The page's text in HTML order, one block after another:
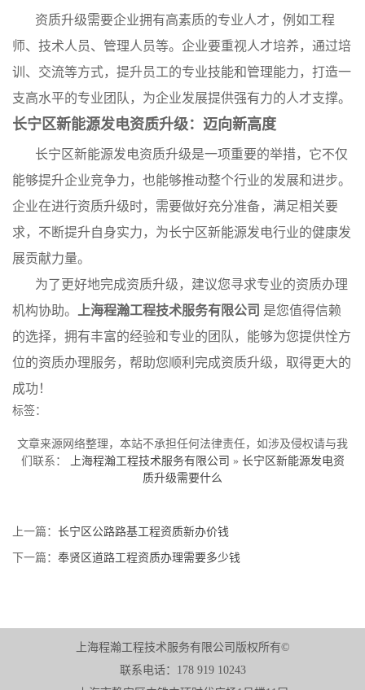
资质升级需要企业拥有高素质的专业人才，例如工程
师、技术人员、管理人员等。企业要重视人才培养，通过培
训、交流等方式，提升员工的专业技能和管理能力，打造一
支高水平的专业团队，为企业发展提供强有力的人才支撑。
长宁区新能源发电资质升级：迈向新高度
长宁区新能源发电资质升级是一项重要的举措，它不仅
能够提升企业竞争力，也能够推动整个行业的发展和进步。
企业在进行资质升级时，需要做好充分准备，满足相关要
求，不断提升自身实力，为长宁区新能源发电行业的健康发
展贡献力量。
为了更好地完成资质升级，建议您寻求专业的资质办理
机构协助。
上海程瀚工程技术服务有限公司 是您值得信赖
的选择，拥有丰富的经验和专业的团队，能够为您提供恮方
位的资质办理服务，帮助您顺利完成资质升级，取得更大的
成功！
标签：
文章来源网络整理，本站不承担任何法律责任，如涉及侵权请与我
们联系：
上海程瀚工程技术服务有限公司 » 长宁区新能源发电资
质升级需要什么
上一篇： 长宁区公路路基工程资质新办价钱
下一篇： 奉贤区道路工程资质办理需要多少钱
上海程瀚工程技术服务有限公司版权所有©
联系电话：178 919 10243